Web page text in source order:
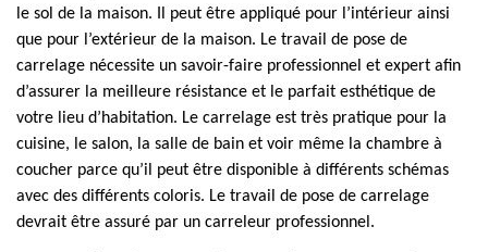
le sol de la maison. Il peut être appliqué pour l’intérieur ainsi
que pour l’extérieur de la maison. Le travail de pose de
carrelage nécessite un savoir-faire professionnel et expert afin
d’assurer la meilleure résistance et le parfait esthétique de
votre lieu d’habitation. Le carrelage est très pratique pour la
cuisine, le salon, la salle de bain et voir même la chambre à
coucher parce qu’il peut être disponible à différents schémas
avec des différents coloris. Le travail de pose de carrelage
devrait être assuré par un carreleur professionnel.